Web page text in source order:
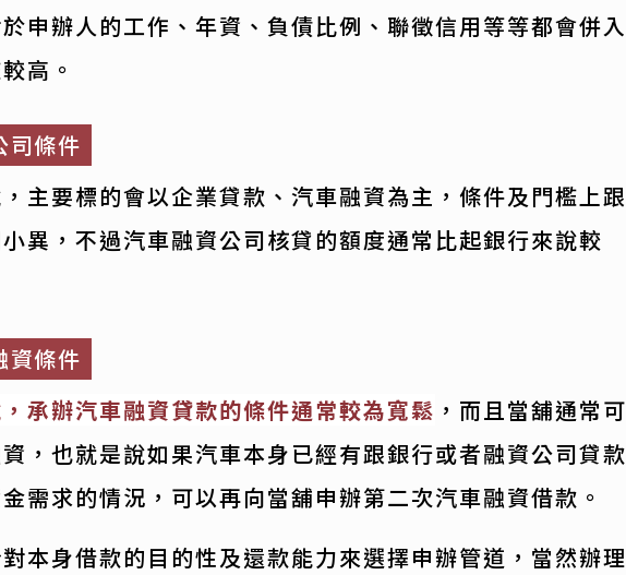
申辦人的工作、年資、負債比例、聯徵信用等等都會併入
高。
司條件
主要標的會以企業貸款、汽車融資為主，條件及門檻上跟
異，不過汽車融資公司核貸的額度通常比起銀行來說較
資條件
承辦汽車融資貸款的條件通常較為寬鬆 ，而且當舖通常可
，也就是說如果汽車本身已經有跟銀行或者融資公司貸款
需求的情況，可以再向當舖申辦第二次汽車融資借款。
本身借款的目的性及還款能力來選擇申辦管道，當然辦理